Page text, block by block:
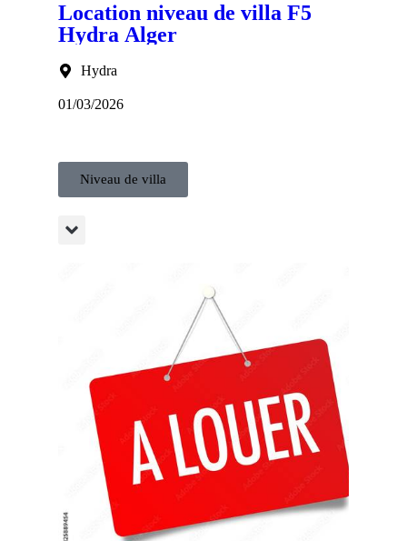
Location niveau de villa F5
Hydra Alger
Hydra
01/03/2026
Niveau de villa